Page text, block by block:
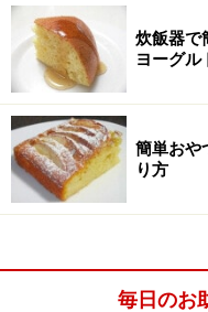
炊飯器で
ヨーグル
簡単おや
り方
毎日のお